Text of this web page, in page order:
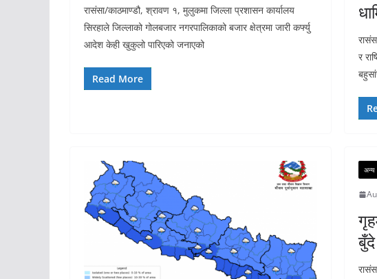
रासंसा/काठमाण्डौ, श्रावण १, मुलुकमा जिल्ला प्रशासन कार्यालय
सिरहाले जिल्लाको गोलबजार नगरपालिकाको बजार क्षेत्रमा जारी कर्फ्यु
आदेश केही खुकुलो पारिएको जनाएको
Read More
र
अन्य